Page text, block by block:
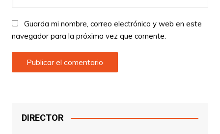
Guarda mi nombre, correo electrónico y web en este
navegador para la próxima vez que comente.
DIRECTOR